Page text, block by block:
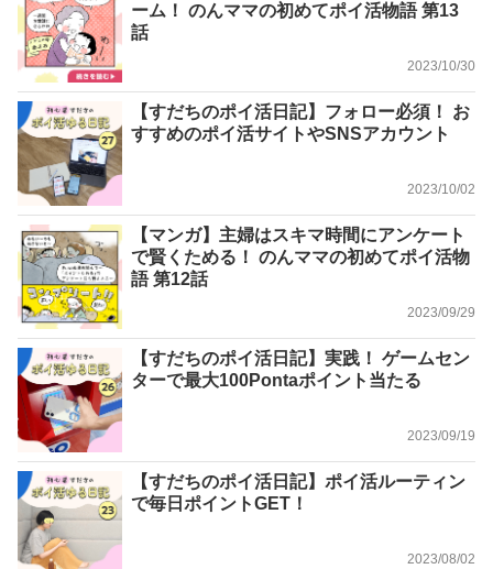
ーム！ のんママの初めてポイ活物語 第13
話
2023/10/30
【すだちのポイ活日記】フォロー必須！ お
すすめのポイ活サイトやSNSアカウント
2023/10/02
【マンガ】主婦はスキマ時間にアンケート
で賢くためる！ のんママの初めてポイ活物
語 第12話
2023/09/29
【すだちのポイ活日記】実践！ ゲームセン
ターで最大100Pontaポイント当たる
2023/09/19
【すだちのポイ活日記】ポイ活ルーティン
で毎日ポイントGET！
2023/08/02